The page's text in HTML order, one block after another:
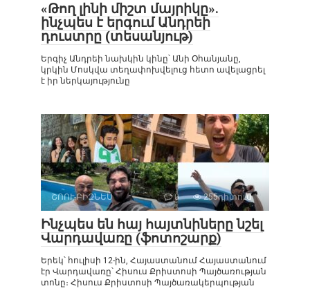
«Թող լինի միշտ մայրիկը».
ինչպես է երգում Անդրեի
դուստրը (տեսանյութ)
Երգիչ Անդրեի նախկին կինը՝ Անի Օհանյանը,
կրկին Մոսկվա տեղափոխվելուց հետո ավելացրել
է իր ներկայությունը
ՇՈՈՒ-ԲԻԶՆԵՍ 0 255դիտում
Ինչպես են հայ հայտնիները նշել
Վարդավառը (ֆոտոշարք)
Երեկ՝ հուլիսի 12-ին, Հայաստանում Հայաստանում
էր Վարդավառը՝ Հիսուս Քրիստոսի Պայծառության
տոնը։ Հիսուս Քրիստոսի Պայծառակերպության